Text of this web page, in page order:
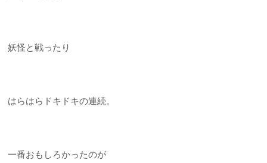
妖怪と戦ったり
はらはらドキドキの連続。
一番おもしろかったのが